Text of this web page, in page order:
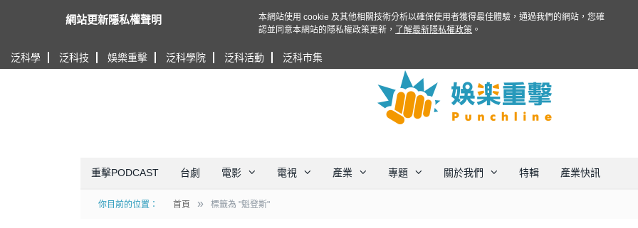
泛科學 泛科技 娛樂重擊 泛科學院 泛科活動 泛科市集
重擊PODCAST 台劇 電影 電視 產業 專題 關於我們 特輯 產業快訊
你目前的位置： 首頁 » 標籤為 "魁登斯"
網站更新隱私權聲明
本網站使用 cookie 及其他相關技術分析以確保使用者獲得最佳體驗，通過我們的網站，您確
認並同意本網站的隱私權政策更新，
了解最新隱私權政策 。